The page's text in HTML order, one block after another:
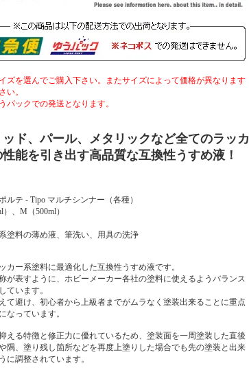
ズを選んでご購入下さい。またサイズによって価格が異なります
い。
パックでの発送となります。
ド、パール、メタリックなど全てのラッカ
能を引き出す高品質な互換性うすめ液！
ルテ - Tipo マルチシンナー（各種）
、M（500ml）
塗料の薄め液、筆洗い、用具の洗浄
カー系塗料に最適化した互換性うすめ液です。
が表すように、ホビーメーカー各社の塗料に使えるようバランス
ています。
て避け、初心者から上級者までがムラなく塗装出来ることに重点
なっています。
える特徴と修正力に優れているため、塗装面を一周塗装した直後
隅、塗り残し箇所などを再度上塗りした場合でも先の塗装と出来
に調整されています。